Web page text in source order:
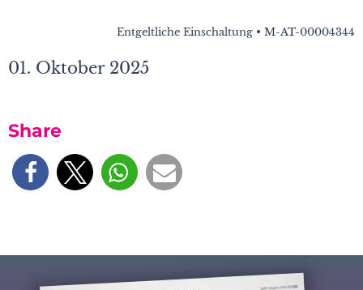
Entgeltliche Einschaltung • M-AT-00004344
01. Oktober 2025
Share